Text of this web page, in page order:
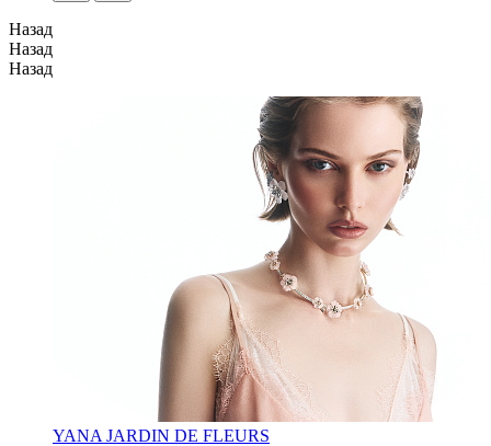
Назад
Назад
Назад
YANA JARDIN DE FLEURS